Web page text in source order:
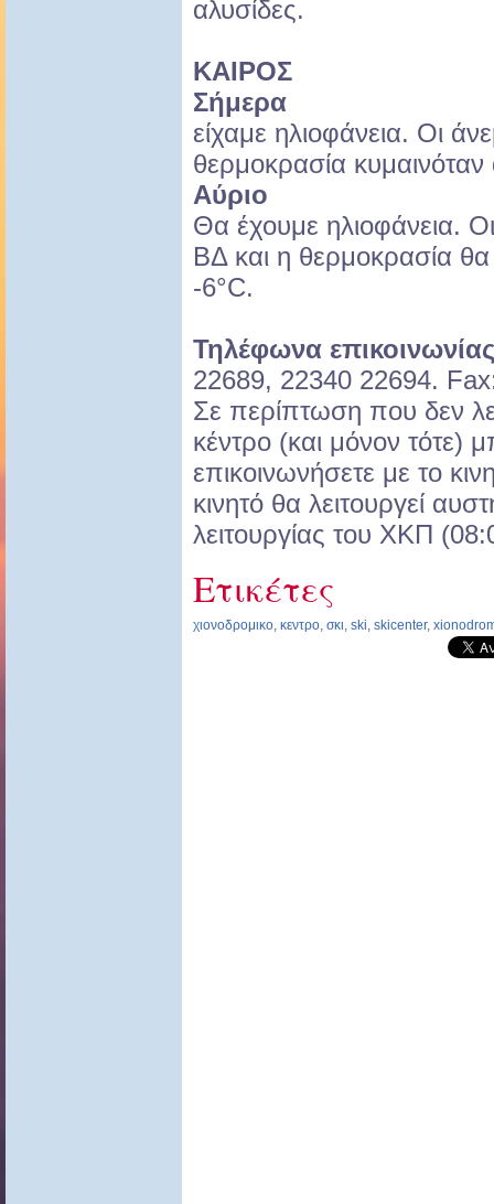
αλυσίδες.
ΚΑΙΡΟΣ
Σήμερα
είχαμε ηλιοφάνεια. Οι
θερμοκρασία
Αύριο
Θα έχουμε ηλιοφάνεια.
ΒΔ και η θερμοκρασία
-6°C.
Τηλέφωνα
22689, 22340 22694.
Σε περίπτωση που δεν
κέντρο (και μόνον τότε)
επικοινωνήσετε με το
κινητό θα λειτουργεί
λειτουργίας του ΧΚΠ
Ετικέτες
χιονοδρομικο, κεντρο, σκι, ski, skicenter,